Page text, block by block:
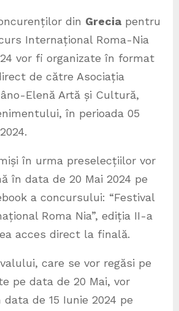
din Grecia pentru
Internațional Roma-Nia
vor fi organizate în format
de către Asociația
Elenă Artă și Cultură,
în perioada 05
în urma preselecțiilor vor
în data de 20 Mai 2024 pe
a concursului: “Festival
Roma Nia”, ediția II-a
acces direct la finală.
care se vor regăsi pe
pe data de 20 Mai, vor
de 15 Iunie 2024 pe